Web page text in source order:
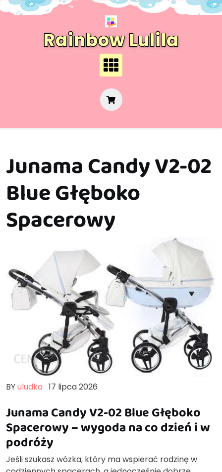
Skip
Rainbow Lulila
Junama Candy V2-02
Blue Głęboko
Spacerowy
BYuludka 17 lipca 2026
Junama Candy V2-02 Blue Głęboko
Spacerowy – wygoda na co dzień i w
podróży
Jeśli szukasz wózka, który ma wspierać rodzinę w